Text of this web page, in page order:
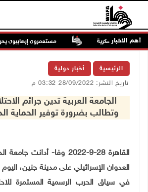
أهم الاخبار
إلى ثكنة عسكرية مستعمرون إرهابيون
الرئيسية أخبار دولية
تاريخ النشر: 28/09/2022 03:32 م
الجامعة العربية تدين جرائم
وتطالب بضرورة توفير الحماية
القاهرة 28-9-2022 وفا- أدانت
العدوان الإسرائيلي على مدينة جنين، اليوم
في سياق الحرب الرسمية المستمرة